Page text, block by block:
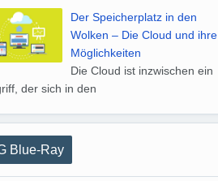
Der Speicherplatz in den
Wolken – Die Cloud und ihre
Möglichkeiten
Die Cloud ist inzwischen ein
der sich in den
Blue-Ray